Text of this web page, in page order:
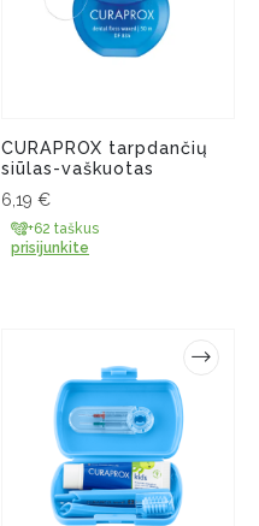
CURAPROX tarpdančių
siūlas-vaškuotas
6,19 €
+62 taškus
prisijunkite